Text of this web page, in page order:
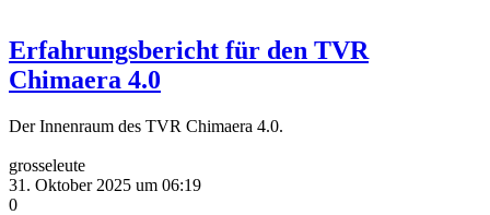
Erfahrungsbericht für den TVR
Chimaera 4.0
Der Innenraum des TVR Chimaera 4.0.
grosseleute
31. Oktober 2025 um 06:19
0